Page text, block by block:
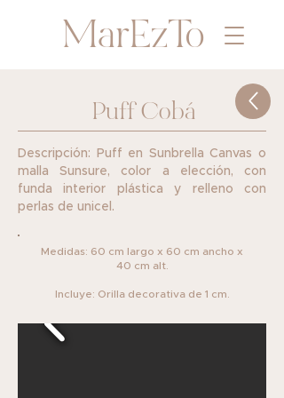
MarEzTo
Puff Cobá
Descripción: Puff en Sunbrella Canvas o
malla ​Sunsure, color a elección, con
funda interior ​plástica y relleno con
perlas de unicel.
Medidas: 60 cm largo x 60 cm ancho x
40 cm alt.
Incluye: Orilla decorativa de 1 cm.